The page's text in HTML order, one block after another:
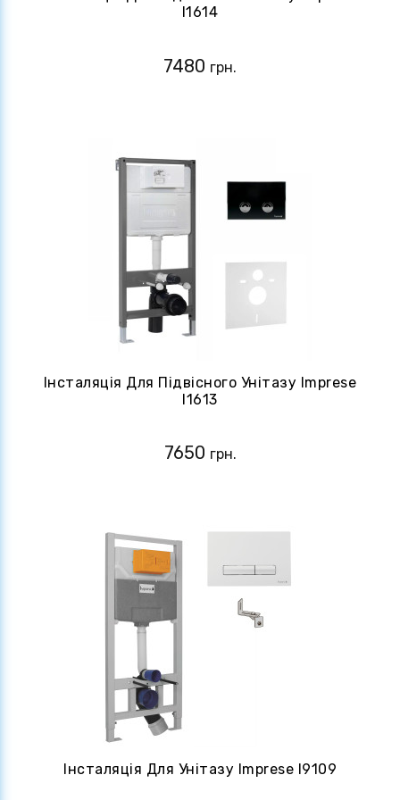
I1614
7480 грн.
Інсталяція Для Підвісного Унітазу Imprese
I1613
7650 грн.
Інсталяція Для Унітазу Imprese I9109